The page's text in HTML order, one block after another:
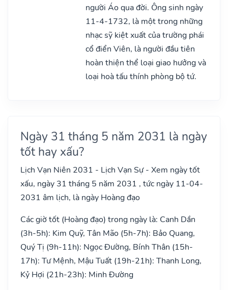
người Áo qua đời. Ông sinh ngày
11-4-1732, là một trong những
nhạc sỹ kiệt xuất của trường phái
cổ điển Viên, là người đầu tiên
hoàn thiện thể loại giao hưởng và
loại hoà tấu thính phòng bộ tứ.
Ngày 31 tháng 5 năm 2031 là ngày
tốt hay xấu?
Lịch Vạn Niên 2031 - Lịch Vạn Sự - Xem ngày tốt
xấu, ngày 31 tháng 5 năm 2031 , tức ngày 11-04-
2031 âm lịch, là ngày Hoàng đạo
Các giờ tốt (Hoàng đạo) trong ngày là: Canh Dần
(3h-5h): Kim Quỹ, Tân Mão (5h-7h): Bảo Quang,
Quý Tị (9h-11h): Ngọc Đường, Bính Thân (15h-
17h): Tư Mệnh, Mậu Tuất (19h-21h): Thanh Long,
Kỷ Hợi (21h-23h): Minh Đường